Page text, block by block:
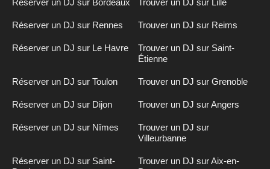
Réserver un DJ sur Bordeaux Trouver un DJ sur Lille
Réserver un DJ sur Rennes Trouver un DJ sur Reims
Réserver un DJ sur Le Havre
Trouver un DJ sur Saint-
Étienne
Réserver un DJ sur Toulon Trouver un DJ sur Grenoble
Réserver un DJ sur Dijon Trouver un DJ sur Angers
Réserver un DJ sur Nîmes
Trouver un DJ sur
Villeurbanne
Réserver un DJ sur Saint-
Trouver un DJ sur Aix-en-